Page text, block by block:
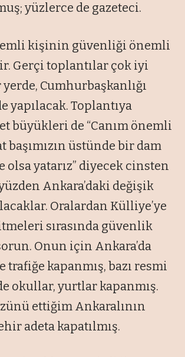
yüzlerce de gazeteci.
kişinin güvenliği önemli
Gerçi toplantılar çok iyi
Cumhurbaşkanlığı
yapılacak. Toplantıya
büyükleri de “Canım önemli
başımızın üstünde bir dam
olsa yatarız” diyecek cinsten
Ankara’daki değişik
Oralardan Külliye’ye
sırasında güvenlik
Onun için Ankara’da
trafiğe kapanmış, bazı resmi
okullar, yurtlar kapanmış.
ettiğim Ankaralının
adeta kapatılmış.